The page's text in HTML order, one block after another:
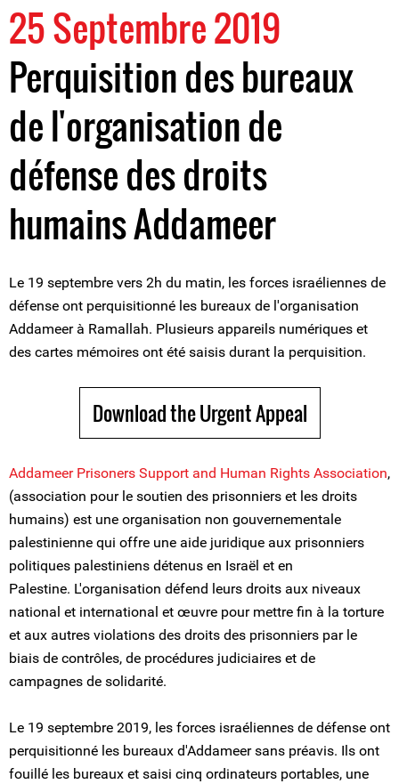
25 Septembre 2019
Perquisition des bureaux
de l'organisation de
défense des droits
humains Addameer
Le 19 septembre vers 2h du matin, les forces israéliennes de
défense ont perquisitionné les bureaux de l'organisation
Addameer à Ramallah. Plusieurs appareils numériques et
des cartes mémoires ont été saisis durant la perquisition.
Download the Urgent Appeal
Addameer Prisoners Support and Human Rights Association,
(association pour le soutien des prisonniers et les droits
humains) est une organisation non gouvernementale
palestinienne qui offre une aide juridique aux prisonniers
politiques palestiniens détenus en Israël et en
Palestine. L'organisation défend leurs droits aux niveaux
national et international et œuvre pour mettre fin à la torture
et aux autres violations des droits des prisonniers par le
biais de contrôles, de procédures judiciaires et de
campagnes de solidarité.
Le 19 septembre 2019, les forces israéliennes de défense ont
perquisitionné les bureaux d'Addameer sans préavis. Ils ont
fouillé les bureaux et saisi cinq ordinateurs portables, une